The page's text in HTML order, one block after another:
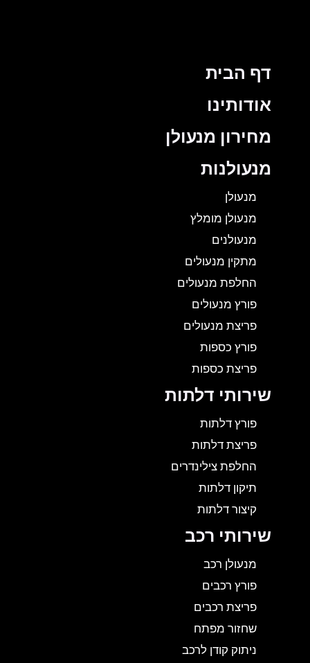
דף הבית
אודותינו
מחירון מנעולן
מנעולנות
מנעולן
מנעולן מומלץ
מנעולנים
מתקין מנעולים
החלפת מנעולים
פורץ מנעולים
פריצת מנעולים
פורץ כספות
פריצת כספות
שירותי דלתות
פורץ דלתות
פריצת דלתות
החלפת צילינדרים
תיקון דלתות
קיצור דלתות
שירותי רכב
מנעולן רכב
פורץ רכבים
פריצת רכבים
שחזור מפתח
ניתוק קודן לרכב